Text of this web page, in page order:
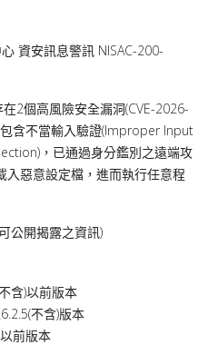
資安訊息警訊 NISAC-200-
2個高風險安全漏洞(CVE-2026-
含不當輸入驗證(Improper Input
，已通過身分鑑別之遠端攻
入惡意設定檔，進而執行任意程
公開揭露之資訊)
含)以前版本
不含)版本
前版本